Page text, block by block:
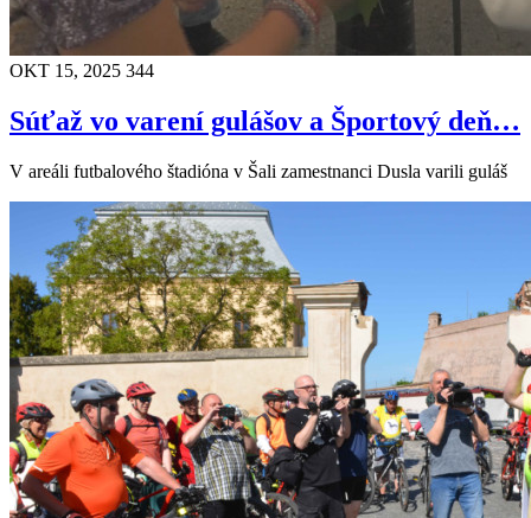
OKT 15, 2025 344
Súťaž vo varení gulášov a Športový deň…
V areáli futbalového štadióna v Šali zamestnanci Dusla varili guláš